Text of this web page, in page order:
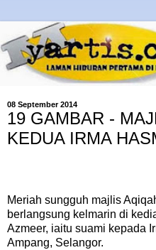
08 September 2014
19 GAMBAR -
KEDUA IRMA
Meriah sungguh majlis
berlangsung kelmarin di
Azmeer, iaitu suami kepada
Ampang, Selangor.